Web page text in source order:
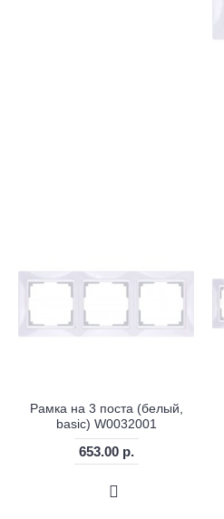
Рамка на 3 поста (белый,
basic) W0032001
653.00 р.